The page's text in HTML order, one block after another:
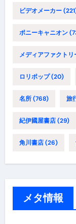
ビデオメーカー
ポニーキャニオン
メディアファクトリ
ロリポップ(20)
名所(768) 旅
紀伊國屋書店(29)
角川書店(26)
メタ情報